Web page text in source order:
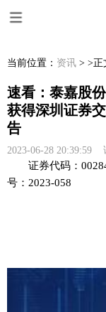
当前位置： 资讯 > >正
速看：泰嘉股
获得深圳证券
告
2023-06-28 20:39:59
证券代码：
号：2023-058
湖南泰嘉
关于向特